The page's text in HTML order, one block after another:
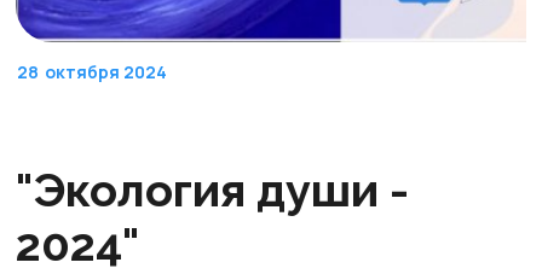
28 октября 2024
"Экология души -
2024"